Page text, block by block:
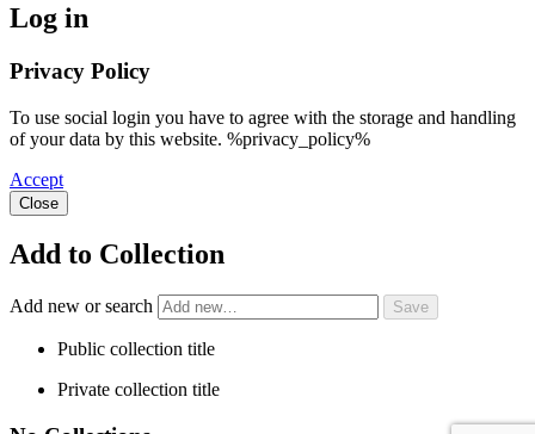
Log in
Privacy Policy
To use social login you have to agree with the storage and handling
of your data by this website. %privacy_policy%
Accept
Close
Add to Collection
Add new or search
Public collection title
Private collection title